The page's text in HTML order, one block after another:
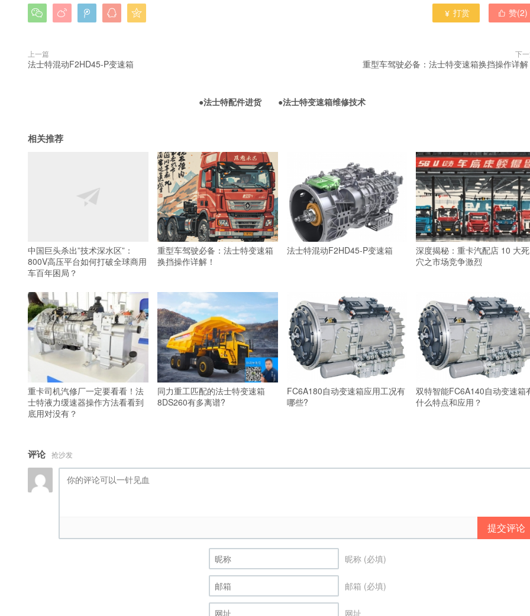
      赞(2)
 打赏
上一篇
法士特混动F2HD45-P变速箱
下
重型车驾驶必备：法士特变速箱换挡操作详
●法士特配件进货●法士特变速箱维修技术
相关推荐
中国巨头杀出”技术深水区”：
800V高压平台如何打破全球商用
车百年困局？
重型车驾驶必备：法士特变速箱
换挡操作详解！
法士特混动F2HD45-P变速箱
深度揭秘：重卡汽配店 10 大死
穴之市场竞争激烈
重卡司机汽修厂一定要看看！法
士特液力缓速器操作方法看看到
底用对没有？
同力重工匹配的法士特变速箱
8DS260有多离谱?
FC6A180自动变速箱应用工况有
哪些?
双特智能FC6A140自动变速箱
什么特点和应用？
评论 抢沙发
提交评论
昵称 (必填)
邮箱 (必填)
网址